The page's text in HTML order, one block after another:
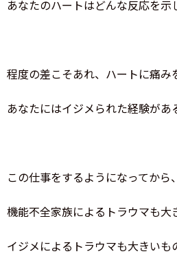
あなたのハートはどんな反応を示
程度の差こそあれ、ハートに痛み
あなたにはイジメられた経験があ
この仕事をするようになってから、
機能不全家族によるトラウマも大
イジメによるトラウマも大きいも